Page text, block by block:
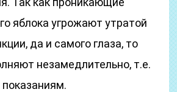
яблока угрожают утратой
да и самого глаза, то
незамедлительно, т.е.